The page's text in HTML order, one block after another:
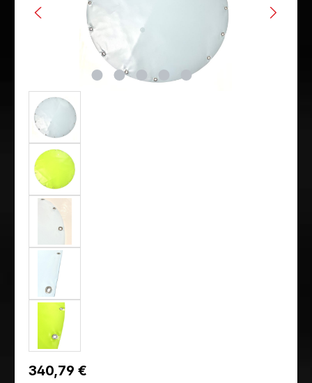
Regulärer Preis:
340,79 €